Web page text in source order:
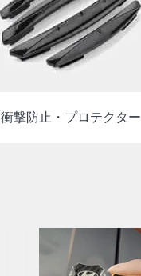
衝撃防止・プロテクター